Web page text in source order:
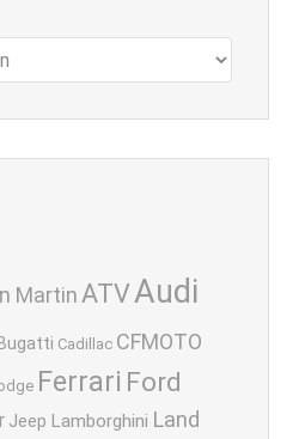
Martin ATVAudi
Bugatti Cadillac CFMOTO
Ferrari Ford
Jeep Lamborghini Land